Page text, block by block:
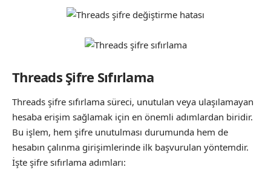
Threads Şifre Sıfırlama
Threads şifre sıfırlama süreci, unutulan veya ulaşılamayan
hesaba erişim sağlamak için en önemli adımlardan biridir.
Bu işlem, hem şifre unutulması durumunda hem de
hesabın çalınma girişimlerinde ilk başvurulan yöntemdir.
İşte şifre sıfırlama adımları: